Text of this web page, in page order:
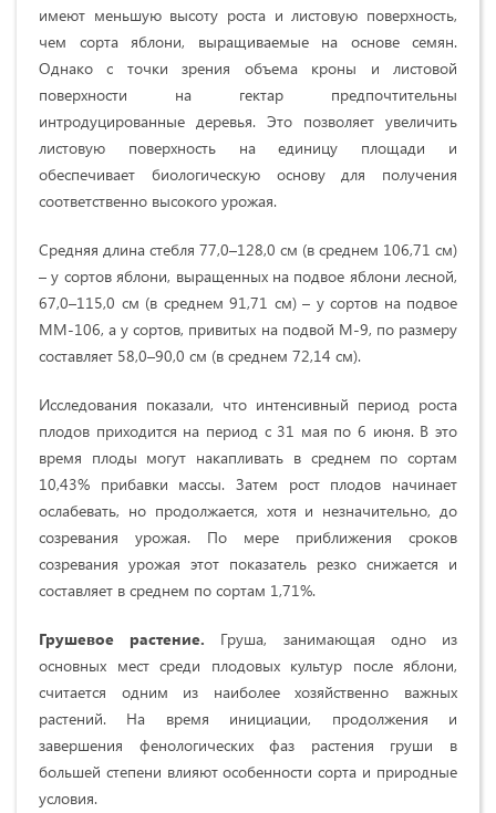
имеют меньшую высоту роста и листовую поверхность,
чем сорта яблони, выращиваемые на основе семян.
Однако с точки зрения объема кроны и листовой
поверхности на гектар предпочтительны
интродуцированные деревья. Это позволяет увеличить
листовую поверхность на единицу площади и
обеспечивает биологическую основу для получения
соответственно высокого урожая.
Средняя длина стебля 77,0–128,0 см (в среднем 106,71 см)
– у сортов яблони, выращенных на подвое яблони лесной,
67,0–115,0 см (в среднем 91,71 см) – у сортов на подвое
ММ-106, а у сортов, привитых на подвой М-9, по размеру
составляет 58,0–90,0 см (в среднем 72,14 см).
Исследования показали, что интенсивный период роста
плодов приходится на период с 31 мая по 6 июня. В это
время плоды могут накапливать в среднем по сортам
10,43% прибавки массы. Затем рост плодов начинает
ослабевать, но продолжается, хотя и незначительно, до
созревания урожая. По мере приближения сроков
созревания урожая этот показатель резко снижается и
составляет в среднем по сортам 1,71%.
Грушевое растение. Груша, занимающая одно из
основных мест среди плодовых культур после яблони,
считается одним из наиболее хозяйственно важных
растений. На время инициации, продолжения и
завершения фенологических фаз растения груши в
большей степени влияют особенности сорта и природные
условия.